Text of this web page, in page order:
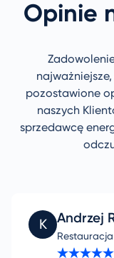
Opinie
pozostawione
naszych
sprzedawcę
K Andrzej